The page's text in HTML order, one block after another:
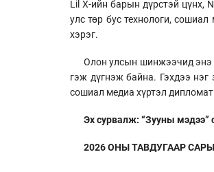
Lil X-ийн барын дүрстэй цүнх,
улс төр бус технологи,
хэрэг.
Олон улсын шинжээчид энэ
гэж дүгнэж байна. Гэхдээ нэг
сошиал медиа хүртэл
Эх сурвалж: “Зууны мэдээ”
2026 ОНЫ ТАВДУГААР